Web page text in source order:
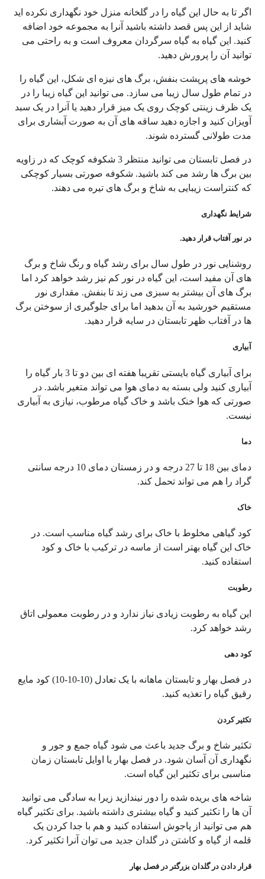
اگر تا به حال این گیاه را در گلخانه منزل خود نگهداری نکرده اید
شاید از این پس قصد داشته باشید آنرا به مجموعه خود اضافه
کنید. این گیاه به گیاه سرگردان معروف است و به راحتی می
توانید آن را پرورش دهید.
خوشه های پرپشت بنفش، برگ های نیزه ای شکل، این گیاه را
در تمام طول سال زیبا می سازد. می توانید این گیاه زیبا را در
یک ظرف زینتی کوچک روی یک میز قرار دهید یا آنرا در یک سبد
آویزان کنید و اجازه دهید ساقه های آن به صورت آبشاری برای
مدت طولانی گسترده شوند.
در فصل تابستان می توانید منتظر 3 شکوفه کوچک که در زاویه
بین برگ ها رشد می کند باشید. شکوفه صورتی بسیار کوچکی
که کنتراست زیبایی به شاخ و برگ های تیره می دهند.
شرایط نگهداری
در نور آفتاب قرار دهید.
روشنایی نور در طول سال برای رشد گیاه و رنگ شاخ و برگ
های آن مفید است، این گیاه در نور کم نیز رشد خواهد کرد اما
برگ های آن بیشتر به سبزی می زند تا بنفش. مقداری نور
مستقیم خورشید به آن بدهید اما برای جلوگیری از سوختن برگ
ها در آفتاب ظهر تابستان در سایه قرار دهید.
آبیاری
برای آبیاری گیاه بایستی تقریبا هفته ای بین دو تا 3 بار گیاه را
آبیاری کنید ولی بسته به دمای هوا می تواند متغیر باشد. در
صورتی که هوا خنک باشد و خاک گیاه مرطوب، نیازی به آبیاری
نیست.
دما
دمای بین 18 تا 27 درجه و در زمستان دمای 10 درجه سانتی
گراد را هم می تواند تحمل کند.
خاک
کود گیاهی مخلوط با خاک برای رشد گیاه مناسب است. در
خاک این گیاه بهتر است از ماسه در ترکیب با خاک و کود
استفاده کنید.
رطوبت
این گیاه به رطوبت زیادی نیاز ندارد و در رطوبت معمولی اتاق
رشد خواهد کرد.
کود دهی
در فصل بهار و تابستان ماهانه با یک تعادل (10-10-10) کود مایع
رقیق گیاه را تغذیه کنید.
تکثیر کردن
تکثیر شاخ و برگ جدید باعث می شود گیاه جمع و جور و
نگهداری آن آسان شود. در فصل بهار یا اوایل تابستان زمان
مناسبی برای تکثیر این گیاه است.
شاخه های بریده شده را دور نیندازید زیرا به سادگی می توانید
آن ها را تکثیر کنید و گیاه بیشتری داشته باشید. برای تکثیر گیاه
هم می توانید از پاجوش استفاده کنید و هم با جدا کردن یک
قلمه از گیاه و کاشتن در گلدان جدید می توان آنرا تکثیر کرد.
قرار دادن در گلدان بزرگتر در فصل بهار